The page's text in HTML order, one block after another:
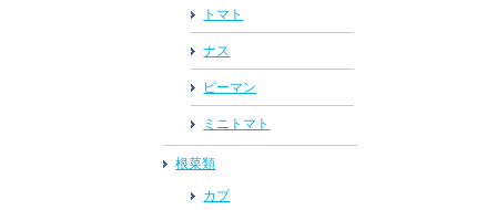
トマト
ナス
ピーマン
ミニトマト
根菜類
カブ